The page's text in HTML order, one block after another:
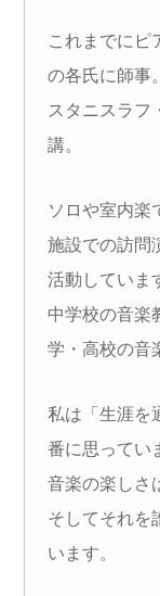
これまでにピ
の各氏に師事。
スタニスラフ
講。
ソロや室内楽
施設での訪問
活動していま
中学校の音楽
学・高校の音
私は「生涯を
番に思ってい
音楽の楽しさ
そしてそれを
います。